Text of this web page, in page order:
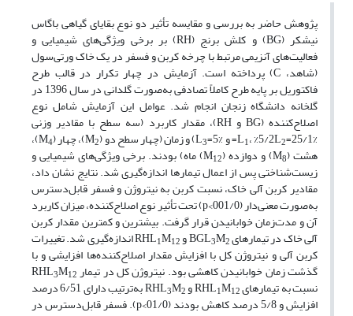
پژوهش حاضر به بررسی و مقایسه تأثیر دو نوع بقایای گیاهی باگاس
نیشکر (BG) و کلش برنج (RH) بر برخی ویژگی‌های شیمیایی و
فعالیت‌های آنزیمی مرتبط با چرخه کربن و فسفر در یک خاک ورتی‌سول
(شاهد، C) پرداخته است. آزمایش در چهار تکرار در قالب طرح
فاکتوریل بر پایه طرح کاملاً تصادفی به‌صورت گلدانی در سال 1396 در
گلخانه دانشگاه زنجان انجام شد. عوامل این آزمایش شامل نوع
اصلاح‌کننده (BG و RH)، مقدار کاربرد (سه سطح با مقادیر وزنی
%25/1=L
1، %5/2L2 = و %5=L 3 ) و زمان (چهار سطح دو (M2 )، چهار (M4 )،
هشت (M8 ) و دوازده (M12 ) ماه) بودند. برخی ویژگی‌های شیمیایی و
زیست‌شناختی پس از اعمال تیمارها اندازه‌گیری شد. نتایج نشان داد،
مقادیر کربن آلی خاک، نسبت کربن به نیتروژن و فسفر قابل‌دسترس
به‌صورت معنی‌دار (001/0>p) تحت تأثیر نوع اصلاح‌کننده، میزان کاربرد
آن و مدت‌زمان خوابانیدن قرار گرفت. بیشترین و کمترین مقدار کربن
آلی خاک در تیمارهای BGL 3M2 و RHL 1M12 اندازه‌گیری شد. تغییرات
کربن آلی و نیتروژن کل با افزایش مقدار اصلاح‌کننده‌ها افزایشی و با
گذشت زمان خوابانیدن کاهشی بود. نیتروژن کل در تیمار RHL 3M12
نسبت به تیمارهای RHL 1M12 و RHL 3M2 به‌ترتیب دارای 6/51 درصد
افزایش و 5/8 درصد کاهش بودند (01/0>p). فسفر قابل‌دسترس در